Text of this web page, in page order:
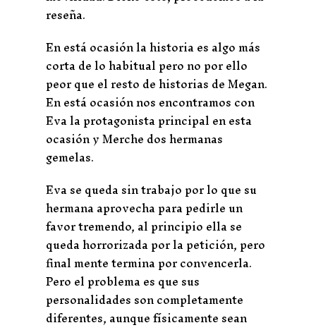
reseña.
En está ocasión la historia es algo más
corta de lo habitual pero no por ello
peor que el resto de historias de Megan.
En está ocasión nos encontramos con
Eva la protagonista principal en esta
ocasión y Merche dos hermanas
gemelas.
Eva se queda sin trabajo por lo que su
hermana aprovecha para pedirle un
favor tremendo, al principio ella se
queda horrorizada por la petición, pero
final mente termina por convencerla.
Pero el problema es que sus
personalidades son completamente
diferentes, aunque físicamente sean